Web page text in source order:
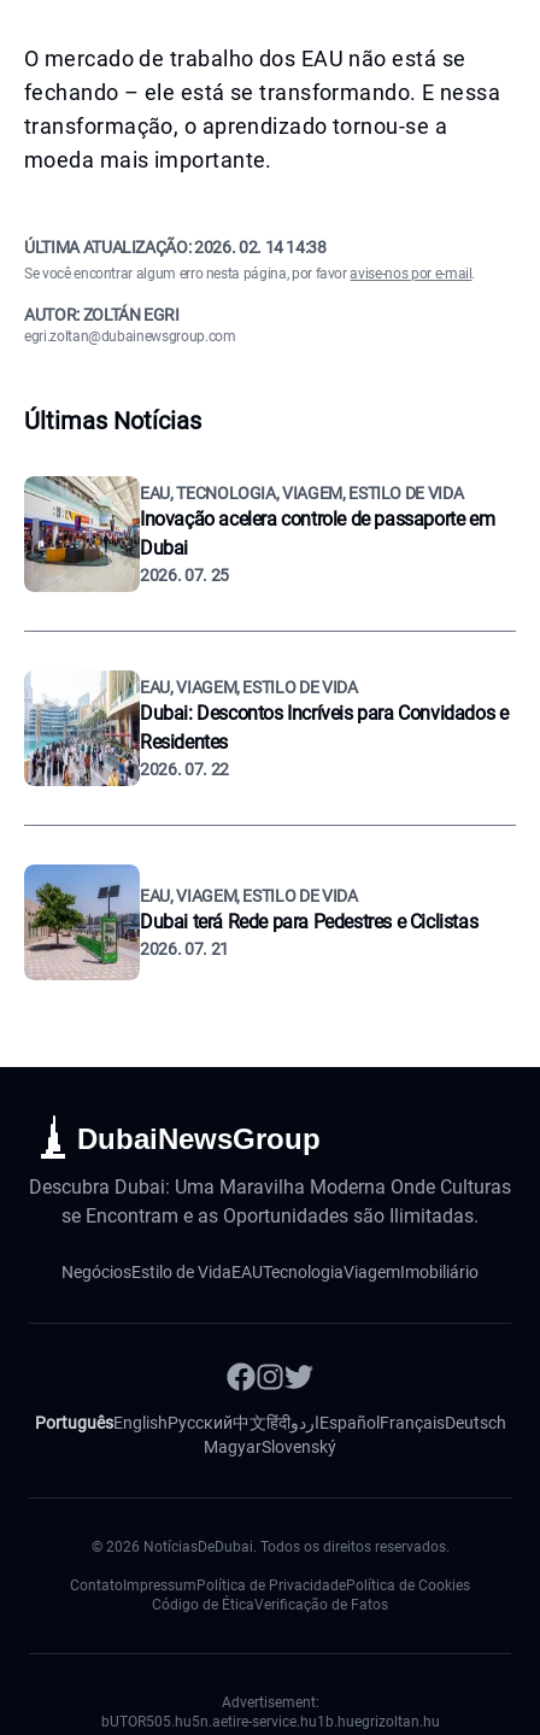
O mercado de trabalho dos EAU não está se
fechando – ele está se transformando. E nessa
transformação, o aprendizado tornou-se a
moeda mais importante.
ÚLTIMA ATUALIZAÇÃO:2026. 02. 14 14:38
Se você encontrar algum erro nesta página, por favoravise-nos por e-mail .
AUTOR: ZOLTÁN EGRI
egri.zoltan@dubainewsgroup.com
Últimas Notícias
EAU, TECNOLOGIA, VIAGEM, ESTILO DE VIDA
Inovação acelera controle de passaporte em
Dubai
2026. 07. 25
EAU, VIAGEM, ESTILO DE VIDA
Dubai: Descontos Incríveis para Convidados e
Residentes
2026. 07. 22
EAU, VIAGEM, ESTILO DE VIDA
Dubai terá Rede para Pedestres e Ciclistas
2026. 07. 21
DubaiNewsGroup
Descubra Dubai: Uma Maravilha Moderna Onde Culturas
se Encontram e as Oportunidades são Ilimitadas.
NegóciosEstilo de VidaEAUTecnologiaViagemImobiliário
PortuguêsEnglishРусский中文हिंदीاردوEspañol FrançaisDeutsch
MagyarSlovenský
© 2026 NotíciasDeDubai. Todos os direitos reservados.
Contato Impressum Política de PrivacidadePolítica de Cookies
Código de ÉticaVerificação de Fatos
Advertisement:
bUTOR505.hu5n.aetire-service.hu1b.huegrizoltan.hu